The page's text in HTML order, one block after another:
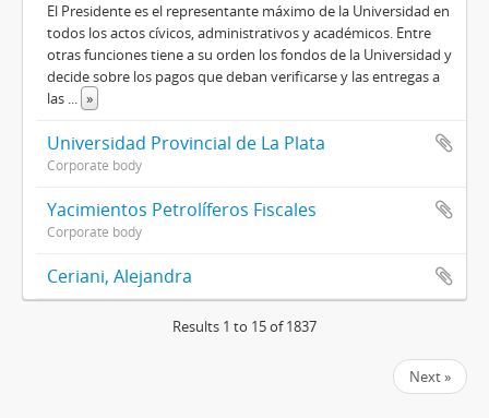
El Presidente es el representante máximo de la Universidad en
todos los actos cívicos, administrativos y académicos. Entre
otras funciones tiene a su orden los fondos de la Universidad y
decide sobre los pagos que deban verificarse y las entregas a
las ... »
Universidad Provincial de La Plata
Corporate body
Yacimientos Petrolíferos Fiscales
Corporate body
Ceriani, Alejandra
Results 1 to 15 of 1837
Next »